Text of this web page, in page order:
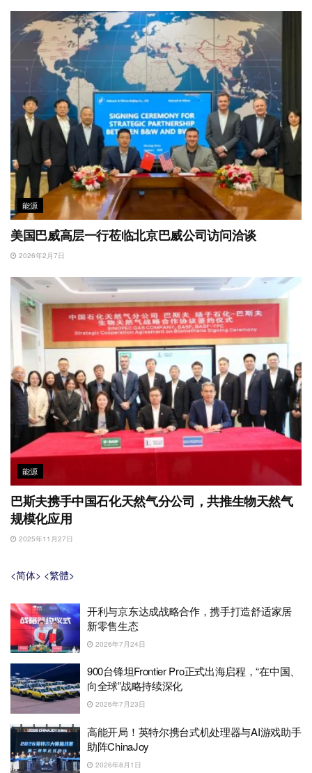
能源
美国巴威高层一行莅临北京巴威公司访问洽谈
2026年2月7日
能源
巴斯夫携手中国石化天然气分公司，共推生物天然气
规模化应用
2025年11月27日
<简体> <繁體>
开利与京东达成战略合作，携手打造舒适家居
新零售生态
2026年7月24日
900台锋坦Frontier Pro正式出海启程，“在中国、
向全球”战略持续深化
2026年7月23日
高能开局！英特尔携台式机处理器与AI游戏助手
助阵ChinaJoy
2026年8月1日